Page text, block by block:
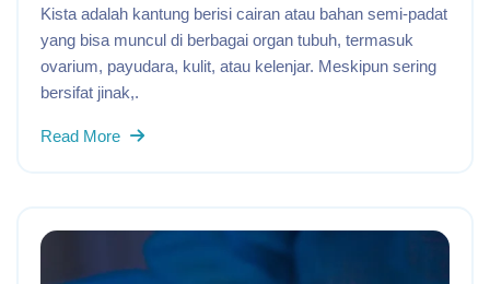
Kista adalah kantung berisi cairan atau bahan semi-padat
yang bisa muncul di berbagai organ tubuh, termasuk
ovarium, payudara, kulit, atau kelenjar. Meskipun sering
bersifat jinak,.
Read More